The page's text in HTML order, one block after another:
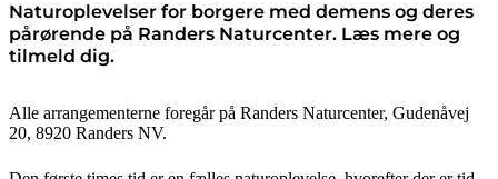
Naturoplevelser for borgere med demens og deres
pårørende på Randers Naturcenter. Læs mere og
tilmeld dig.
Alle arrangementerne foregår på Randers Naturcenter, Gudenåvej
20, 8920 Randers NV.